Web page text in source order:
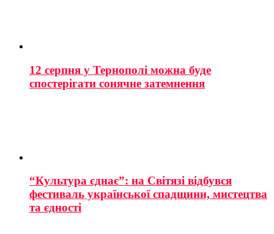
12 серпня у Тернополі можна буде
спостерігати сонячне затемнення
“Культура єднає”: на Світязі відбувся
фестиваль української спадщини, мистецтва
та єдності